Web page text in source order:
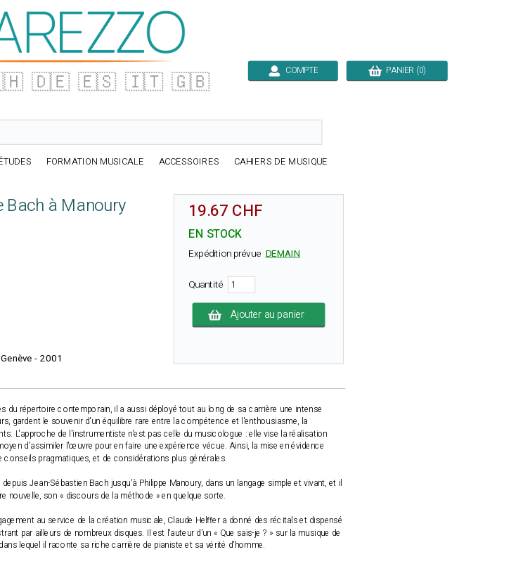
🇩🇪 🇪🇸 🇮🇹 🇬🇧 COMPTE PANIER (0)
FORMATION MUSICALE ACCESSOIRES CAHIERS DE MUSIQUE
Bach à Manoury
- 2001
19.67 CHF
EN STOCK
Expédition prévueDEMAIN
Quantité
Ajouter au panier
répertoire contemporain, il a aussi déployé tout au long de sa carrière une intense
gardent le souvenir d'un équilibre rare entre la compétence et l'enthousiasme, la
L'approche de l'instrumentiste n'est pas celle du musicologue : elle vise la réalisation
d'assimiler l'œuvre pour en faire une expérience vécue. Ainsi, la mise en évidence
pragmatiques, et de considérations plus générales.
Jean-Sébastien Bach jusqu'à Philippe Manoury, dans un langage simple et vivant, et il
son « discours de la méthode » en quelque sorte.
au service de la création musicale, Claude Helffer a donné des récitals et dispensé
par ailleurs de nombreux disques. Il est l'auteur d'un « Que sais-je ? » sur la musique de
lequel il raconte sa riche carrière de pianiste et sa vérité d'homme.